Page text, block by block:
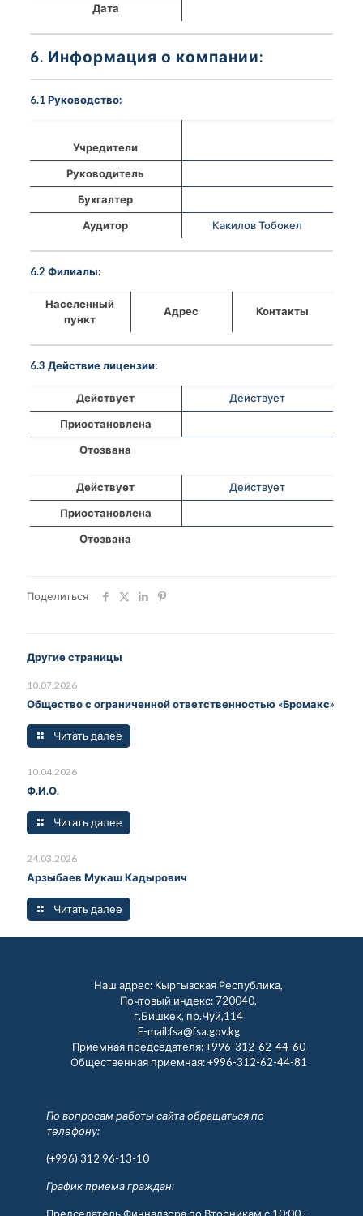
Дата
6. Информация о компании:
6.1 Руководство:
Учредители
Руководитель
Бухгалтер
Аудитор
Какилов Тобокел
6.2 Филиалы:
Населенный
пункт
Адрес Контакты
6.3 Действие лицензии:
Действует
Действует
Приостановлена
Отозвана
Действует
Действует
Приостановлена
Отозвана
Поделиться
Другие страницы
10.07.2026
Общество с ограниченной ответственностью «Бромакс»
Читать далее
10.04.2026
Ф.И.О.
Читать далее
24.03.2026
Арзыбаев Мукаш Кадырович
Читать далее
Наш адрес: Кыргызская Республика,
Почтовый индекс: 720040,
г.Бишкек, пр.Чуй,114
E-mail:fsa@fsa.gov.kg
Приемная председателя:+996-312-62-44-60
Общественная приемная:+996-312-62-44-81
По вопросам работы сайта обращаться по
телефону:
(+996) 312 96-13-10
График приема граждан:
Председатель Финнадзора по Вторникам с 10:00 -